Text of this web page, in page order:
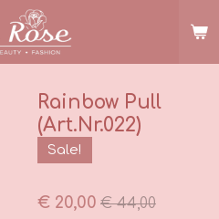
Rainbow Pull
(Art.Nr.022)
Sale!
€ 20,00 € 44,00